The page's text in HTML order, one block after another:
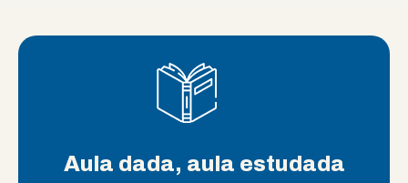
Aula dada, aula estudada